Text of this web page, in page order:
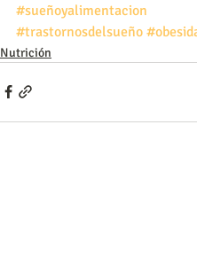
#sueñoyalimentacion
#trastornosdelsueño
Nutrición